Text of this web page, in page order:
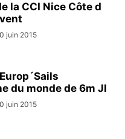
la CCI Nice Côte d
juin 2015
du monde de 6m JI
juin 2015